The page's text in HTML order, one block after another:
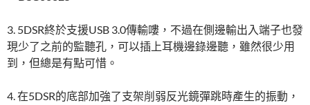
3. 5DSR終於支援USB 3.0傳輸嘍，不過在側邊輸出入端子也發
現少了之前的監聽孔，可以插上耳機邊錄邊聽，雖然很少用
到，但總是有點可惜。
4. 在5DSR的底部加強了支架削弱反光鏡彈跳時產生的振動，